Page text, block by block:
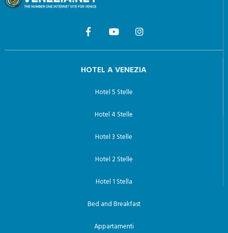
HOTEL A VENEZIA
Hotel 5 Stelle
Hotel 4 Stelle
Hotel 3 Stelle
Hotel 2 Stelle
Hotel 1 Stella
Bed and Breakfast
Appartamenti